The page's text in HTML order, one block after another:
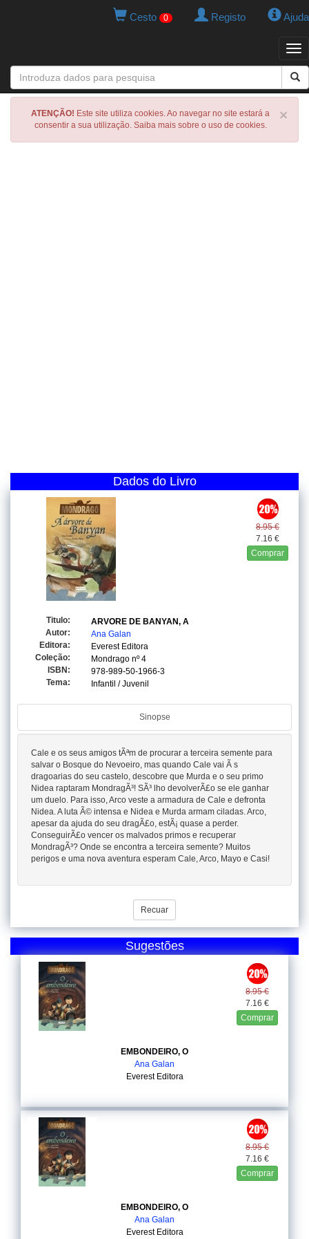
Cesto 0 Registo Ajuda
×
ATENÇÃO! Este site utiliza cookies. Ao navegar no site estará a
consentir a sua utilização. Saiba mais sobre o uso de cookies.
Dados do Livro
8.95 €
7.16 €
Comprar
Titulo:
ARVORE DE BANYAN, A
Autor:
Ana Galan
Editora:
Everest Editora
Coleção:
Mondrago nº 4
ISBN:
978-989-50-1966-3
Tema:
Infantil / Juvenil
Sinopse
Cale e os seus amigos tÃªm de procurar a terceira semente para
salvar o Bosque do Nevoeiro, mas quando Cale vai Ã s
dragoarias do seu castelo, descobre que Murda e o seu primo
Nidea raptaram MondragÃ³! SÃ³ lho devolverÃ£o se ele ganhar
um duelo. Para isso, Arco veste a armadura de Cale e defronta
Nidea. A luta Ã© intensa e Nidea e Murda armam ciladas. Arco,
apesar da ajuda do seu dragÃ£o, estÃ¡ quase a perder.
ConseguirÃ£o vencer os malvados primos e recuperar
MondragÃ³? Onde se encontra a terceira semente? Muitos
perigos e uma nova aventura esperam Cale, Arco, Mayo e Casi!
Recuar
Sugestões
8.95 €
7.16 €
Comprar
EMBONDEIRO, O
Ana Galan
Everest Editora
8.95 €
7.16 €
Comprar
EMBONDEIRO, O
Ana Galan
Everest Editora